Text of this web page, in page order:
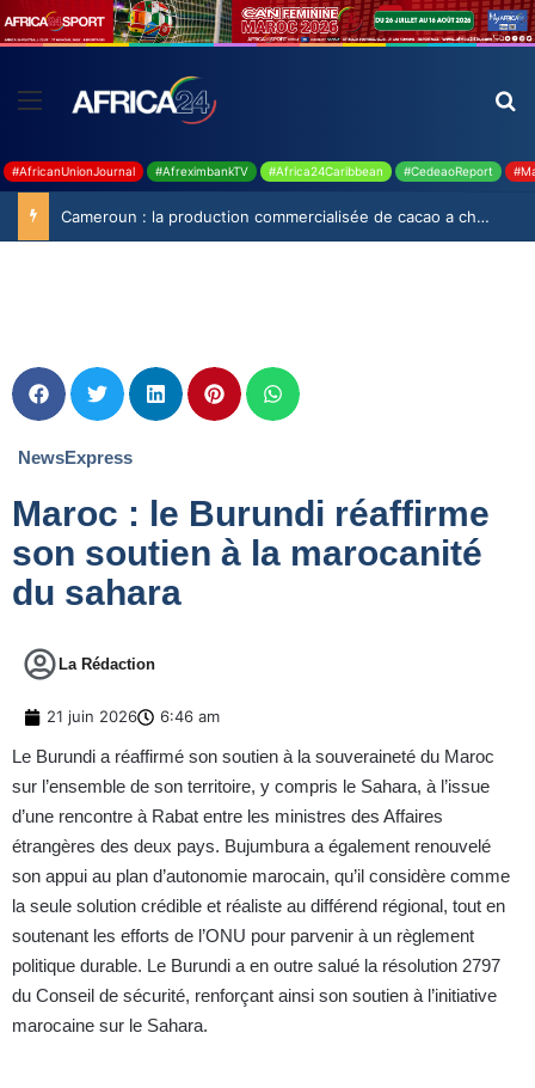
#AfricanUnionJournal #AfreximbankTV #Africa24Caribbean #CedeaoReport
Cameroun : la production commercialisée de cacao a chuté de 19,9% durant la saison 2025-2026
NewsExpress
Maroc : le Burundi réaffirme
son soutien à la marocanité
du sahara
La Rédaction
21 juin 2026 6:46 am
Le Burundi a réaffirmé son soutien à la souveraineté du Maroc
sur l’ensemble de son territoire, y compris le Sahara, à l’issue
d’une rencontre à Rabat entre les ministres des Affaires
étrangères des deux pays. Bujumbura a également renouvelé
son appui au plan d’autonomie marocain, qu’il considère comme
la seule solution crédible et réaliste au différend régional, tout en
soutenant les efforts de l’ONU pour parvenir à un règlement
politique durable. Le Burundi a en outre salué la résolution 2797
du Conseil de sécurité, renforçant ainsi son soutien à l’initiative
marocaine sur le Sahara.